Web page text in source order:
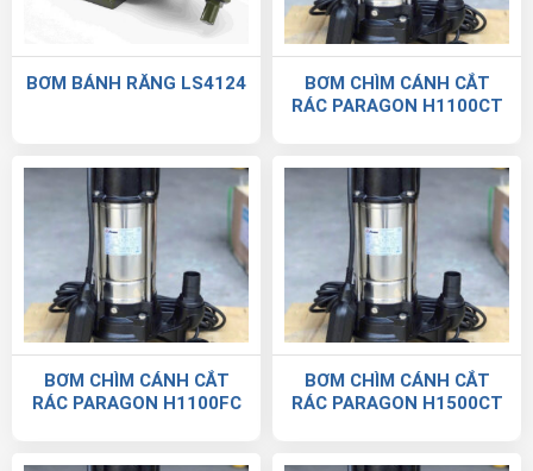
BƠM BÁNH RĂNG LS4124
BƠM CHÌM CÁNH CẮT
RÁC PARAGON H1100CT
BƠM CHÌM CÁNH CẮT
RÁC PARAGON H1100FC
BƠM CHÌM CÁNH CẮT
RÁC PARAGON H1500CT